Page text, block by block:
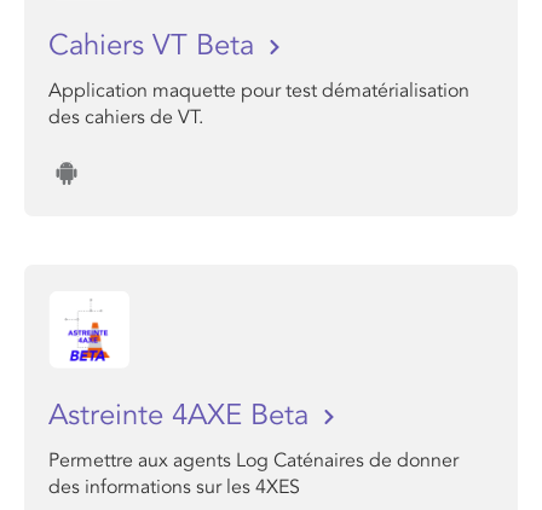
Cahiers VT Beta
Application maquette pour test dématérialisation
des cahiers de VT.
Astreinte 4AXE Beta
Permettre aux agents Log Caténaires de donner
des informations sur les 4XES